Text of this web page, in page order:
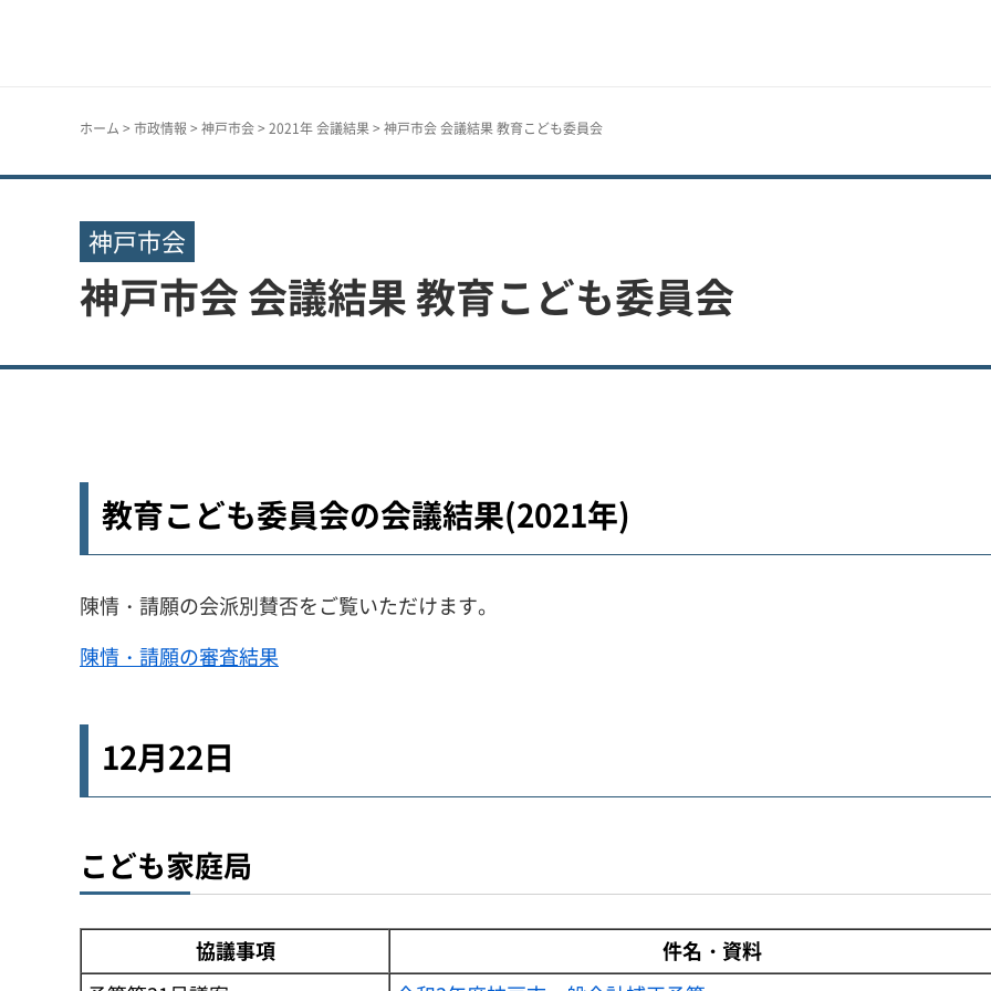
ホーム > 市政情報 > 神戸市会> 2021年 会議結果> 神戸市会 会議結果 教育こども委員会
神戸市会
神戸市会 会議結果 教育こども委員会
教育こども委員会の会議結果(2021年)
陳情・請願の会派別賛否をご覧いただけます。
陳情・請願の審査結果
12月22日
こども家庭局
協議事項
件名・資料